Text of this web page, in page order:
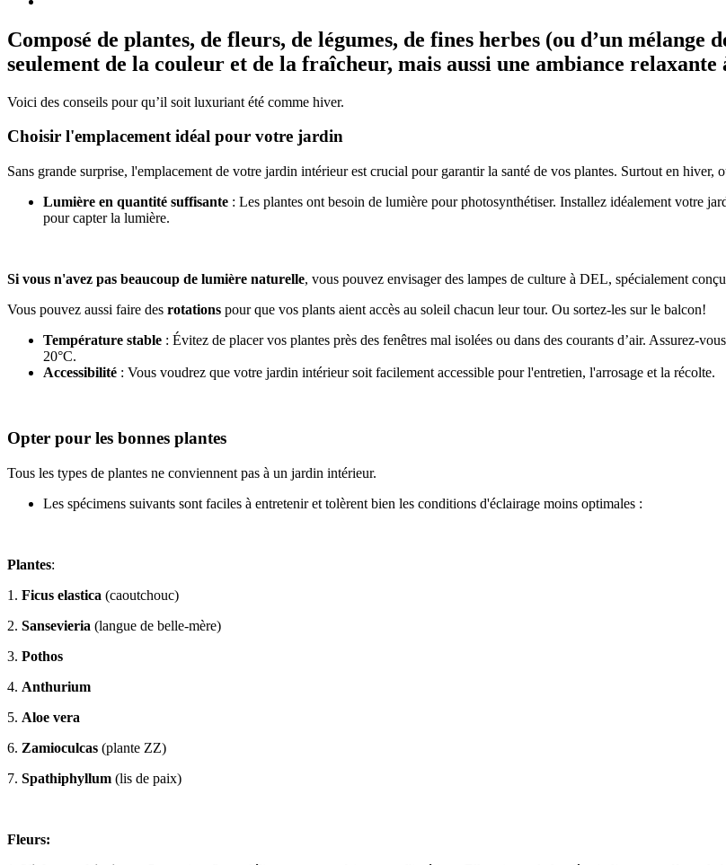
Composé de plantes, de fleurs, de légumes, de fines herbes (ou d’un
seulement de la couleur et de la fraîcheur, mais aussi une ambiance relaxante
Voici des conseils pour qu’il soit luxuriant été comme hiver.
Choisir l'emplacement idéal pour votre jardin
Sans grande surprise, l'emplacement de votre jardin intérieur est crucial pour garantir la santé de vos plantes. Surtout en hiver,
Lumière en quantité suffisante : Les plantes ont besoin de lumière pour photosynthétiser. Installez idéalement votre
pour capter la lumière.
Si vous n'avez pas beaucoup de lumière naturelle, vous pouvez envisager des lampes de culture à DEL, spécialement
Vous pouvez aussi faire des rotations pour que vos plants aient accès au soleil chacun leur tour. Ou sortez-les sur le balcon!
Température stable : Évitez de placer vos plantes près des fenêtres mal isolées ou dans des courants d’air. Assurez-
20°C.
Accessibilité : Vous voudrez que votre jardin intérieur soit facilement accessible pour l'entretien, l'arrosage et la récolte.
Opter pour les bonnes plantes
Tous les types de plantes ne conviennent pas à un jardin intérieur.
Les spécimens suivants sont faciles à entretenir et tolèrent bien les conditions d'éclairage moins optimales :
Plantes:
1. Ficus elastica (caoutchouc)
2. Sansevieria (langue de belle-mère)
3. Pothos
4. Anthurium
5. Aloe vera
6. Zamioculcas (plante ZZ)
7. Spathiphyllum (lis de paix)
Fleurs: